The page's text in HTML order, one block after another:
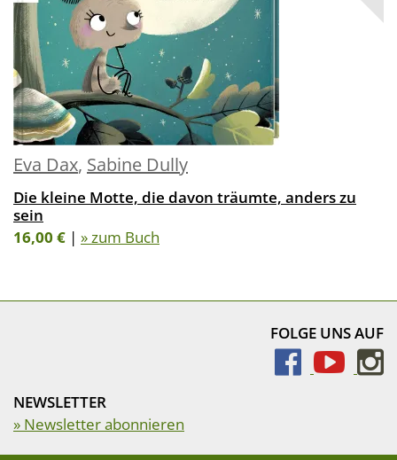
Eva Dax, Sabine Dully
Die kleine Motte, die davon träumte, anders zu
sein
16,00 € | » zum Buch
FOLGE UNS AUF
NEWSLETTER
» Newsletter abonnieren